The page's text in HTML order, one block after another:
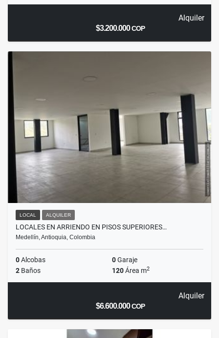
Alquiler
$3.200.000COP
LOCAL ALQUILER
LOCALES EN ARRIENDO EN PISOS SUPERIORES…
Medellín, Antioquia, Colombia
0Alcobas 0Garaje
2 Baños 120Área m2
Alquiler
$6.600.000COP